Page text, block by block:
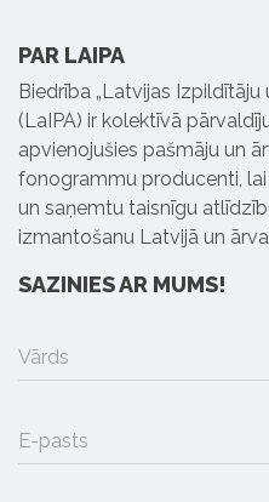
PAR LAIPA
Biedrība „Latvijas
(LaIPA) ir kolektīvā
apvienojušies pašmāju un
fonogrammu producenti,
un saņemtu taisnīgu
izmantošanu Latvijā un
SAZINIES AR MUMS!
Vārds
E-pasts